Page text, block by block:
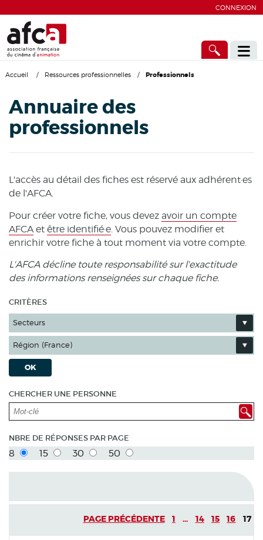
CONNEXION
Accueil / Ressources professionnelles / Professionnels
Annuaire des
professionnels
L'accès au détail des fiches est réservé aux adhérent·es
de l'AFCA.
Pour créer votre fiche, vous devez avoir un compte
AFCA et être identifié·e . Vous pouvez modifier et
enrichir votre fiche à tout moment via votre compte.
L'AFCA décline toute responsabilité sur l'exactitude
des informations renseignées sur chaque fiche.
CRITÈRES
Secteurs
Région (France)
OK
CHERCHER UNE PERSONNE
NBRE DE RÉPONSES PAR PAGE
8 15 30 50
PAGE PRÉCÉDENTE 1 ... 14 15 16 17